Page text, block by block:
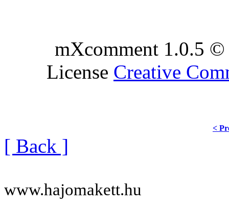
mXcomment 1.0.5
License Creative
<
[ Back ]
www.hajomakett.hu